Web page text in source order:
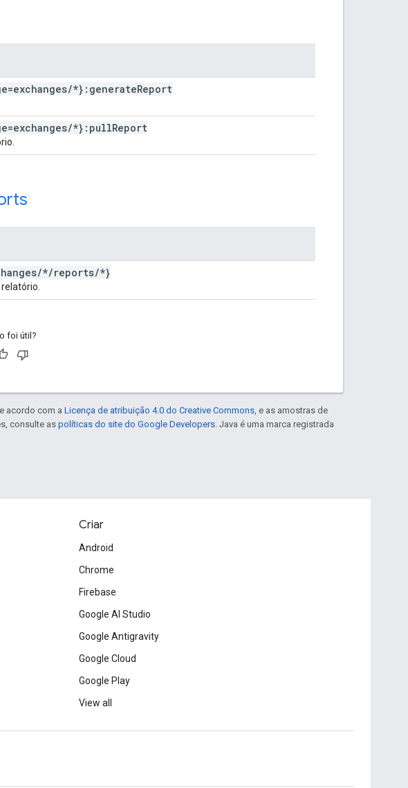
/*}:generateReport
/*}:pullReport
/*/reports/*}
foi útil?
acordo com a Licença de atribuição 4.0 do Creative Commons , e as amostras de
consulte aspolíticas do site do Google Developers . Java é uma marca registrada
Criar
Android
Chrome
Firebase
Google AI Studio
Google Antigravity
Google Cloud
Google Play
View all